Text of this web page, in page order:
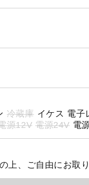
冷蔵庫 イケス 電子
源12V 電源24V 電
上、ご自由にお取り